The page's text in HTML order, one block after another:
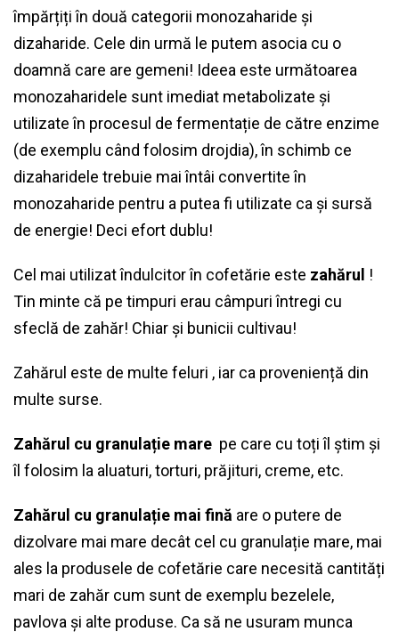
împărțiți în două categorii monozaharide și
dizaharide. Cele din urmă le putem asocia cu o
doamnă care are gemeni! Ideea este următoarea
monozaharidele sunt imediat metabolizate și
utilizate în procesul de fermentație de către enzime
(de exemplu când folosim drojdia), în schimb ce
dizaharidele trebuie mai întâi convertite în
monozaharide pentru a putea fi utilizate ca și sursă
de energie! Deci efort dublu!
Cel mai utilizat îndulcitor în cofetărie este zahărul !
Tin minte că pe timpuri erau câmpuri întregi cu
sfeclă de zahăr! Chiar și bunicii cultivau!
Zahărul este de multe feluri , iar ca proveniență din
multe surse.
Zahărul cu granulație mare pe care cu toți îl știm și
îl folosim la aluaturi, torturi, prăjituri, creme, etc.
Zahărul cu granulație mai fină are o putere de
dizolvare mai mare decât cel cu granulație mare, mai
ales la produsele de cofetărie care necesită cantități
mari de zahăr cum sunt de exemplu bezelele,
pavlova și alte produse. Ca să ne usuram munca